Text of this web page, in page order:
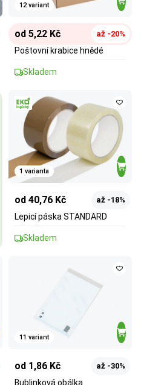
12 variant
od 5,22 Kč až -20%
Poštovní krabice hnědé
Skladem
1 varianta
od 40,76 Kč až -18%
Lepicí páska STANDARD
Skladem
11 variant
od 1,86 Kč až -30%
Bublinková obálka